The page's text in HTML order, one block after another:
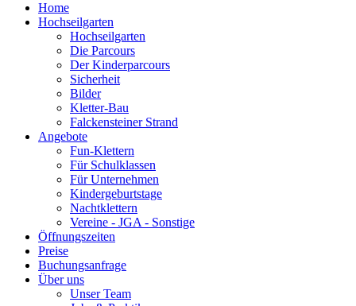
Home
Hochseilgarten
Hochseilgarten
Die Parcours
Der Kinderparcours
Sicherheit
Bilder
Kletter-Bau
Falckensteiner Strand
Angebote
Fun-Klettern
Für Schulklassen
Für Unternehmen
Kindergeburtstage
Nachtklettern
Vereine - JGA - Sonstige
Öffnungszeiten
Preise
Buchungsanfrage
Über uns
Unser Team